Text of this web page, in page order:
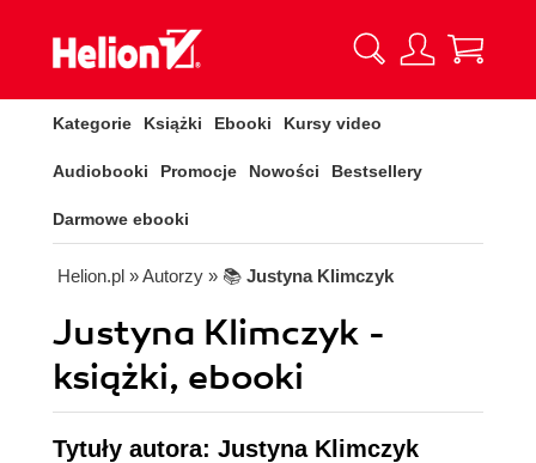
Kategorie Książki Ebooki Kursy video
Audiobooki Promocje Nowości Bestsellery
Darmowe ebooki
Helion.pl » Autorzy » 📚 Justyna Klimczyk
Justyna Klimczyk -
książki, ebooki
Tytuły autora: Justyna Klimczyk